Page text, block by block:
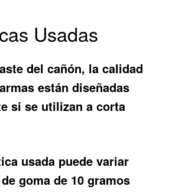
Usadas
del cañón, la calidad
están diseñadas
si se utilizan a corta
usada puede variar
goma de 10 gramos